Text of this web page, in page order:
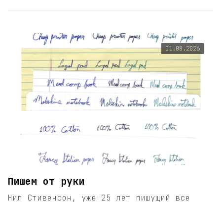
01.08.2026
Пишем от руки
Нил Стивенсон, уже 25 лет пишущий все